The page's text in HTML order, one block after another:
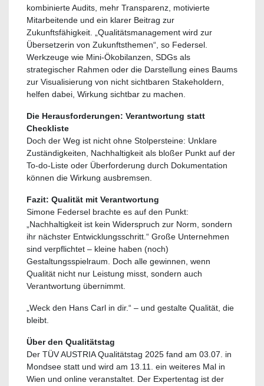
kombinierte Audits, mehr Transparenz, motivierte
Mitarbeitende und ein klarer Beitrag zur
Zukunftsfähigkeit. „Qualitätsmanagement wird zur
Übersetzerin von Zukunftsthemen“, so Federsel.
Werkzeuge wie Mini-Ökobilanzen, SDGs als
strategischer Rahmen oder die Darstellung eines Baums
zur Visualisierung von nicht sichtbaren Stakeholdern,
helfen dabei, Wirkung sichtbar zu machen.
Die Herausforderungen: Verantwortung statt
Checkliste
Doch der Weg ist nicht ohne Stolpersteine: Unklare
Zuständigkeiten, Nachhaltigkeit als bloßer Punkt auf der
To-do-Liste oder Überforderung durch Dokumentation
können die Wirkung ausbremsen.
Fazit: Qualität mit Verantwortung
Simone Federsel brachte es auf den Punkt:
„Nachhaltigkeit ist kein Widerspruch zur Norm, sondern
ihr nächster Entwicklungsschritt.“ Große Unternehmen
sind verpflichtet – kleine haben (noch)
Gestaltungsspielraum. Doch alle gewinnen, wenn
Qualität nicht nur Leistung misst, sondern auch
Verantwortung übernimmt.
„Weck den Hans Carl in dir.“ – und gestalte Qualität, die
bleibt.
Über den Qualitätstag
Der TÜV AUSTRIA Qualitätstag 2025 fand am 03.07. in
Mondsee statt und wird am 13.11. ein weiteres Mal in
Wien und online veranstaltet. Der Expertentag ist der